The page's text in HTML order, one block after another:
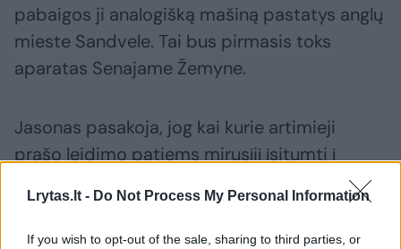
Lrytas.lt - Do Not Process My Personal Information
If you wish to opt-out of the sale, sharing to third parties, or
pabaigos ji analogišką mašiną pastatys anglų
mieste Sandvele. Tai bus pirmasis toks
aparatas Senajame Žemyne.
Jasonas pasakoja, jog kai kurie artimieji
prašo leidimo patiems mirusįjį įsitumti į
pradedantį mygtuką.